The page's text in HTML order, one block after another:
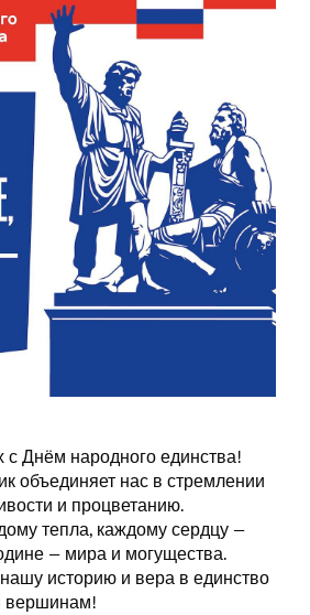
с Днём народного единства!
объединяет нас в стремлении
и процветанию.
тепла, каждому сердцу —
— мира и могущества.
нашу историю и вера в единство
вершинам!